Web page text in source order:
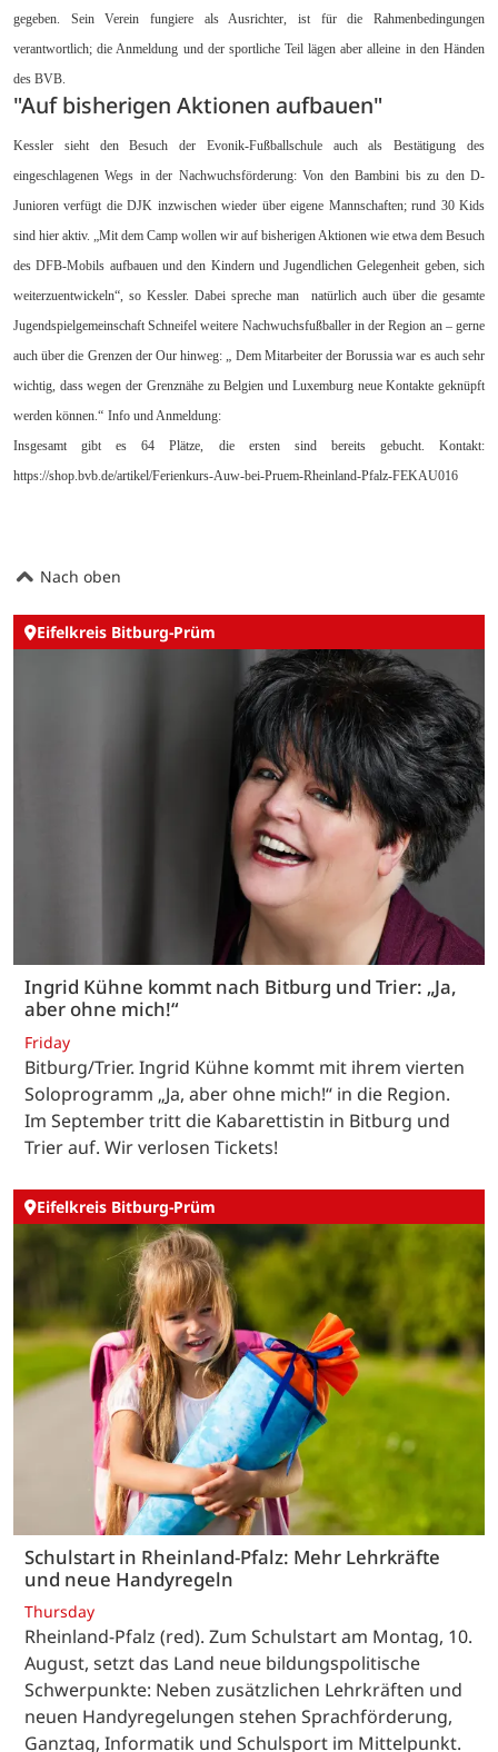
gegeben. Sein Verein fungiere als Ausrichter, ist für die Rahmenbedingungen
verantwortlich; die Anmeldung und der sportliche Teil lägen aber alleine in den Händen
des BVB.
"Auf bisherigen Aktionen aufbauen"
Kessler sieht den Besuch der Evonik-Fußballschule auch als Bestätigung des
eingeschlagenen Wegs in der Nachwuchsförderung: Von den Bambini bis zu den D-
Junioren verfügt die DJK inzwischen wieder über eigene Mannschaften; rund 30 Kids
sind hier aktiv. „Mit dem Camp wollen wir auf bisherigen Aktionen wie etwa dem Besuch
des DFB-Mobils aufbauen und den Kindern und Jugendlichen Gelegenheit geben, sich
weiterzuentwickeln“, so Kessler. Dabei spreche man natürlich auch über die gesamte
Jugendspielgemeinschaft Schneifel weitere Nachwuchsfußballer in der Region an – gerne
auch über die Grenzen der Our hinweg: „ Dem Mitarbeiter der Borussia war es auch sehr
wichtig, dass wegen der Grenznähe zu Belgien und Luxemburg neue Kontakte geknüpft
werden können.“ Info und Anmeldung:
Insgesamt gibt es 64 Plätze, die ersten sind bereits gebucht. Kontakt:
https://shop.bvb.de/artikel/Ferienkurs-Auw-bei-Pruem-Rheinland-Pfalz-FEKAU016
Nach oben
Eifelkreis Bitburg-Prüm
Ingrid Kühne kommt nach Bitburg und Trier: „Ja,
aber ohne mich!“
Friday
Bitburg/Trier. Ingrid Kühne kommt mit ihrem vierten
Soloprogramm „Ja, aber ohne mich!“ in die Region.
Im September tritt die Kabarettistin in Bitburg und
Trier auf. Wir verlosen Tickets!
Eifelkreis Bitburg-Prüm
Schulstart in Rheinland-Pfalz: Mehr Lehrkräfte
und neue Handyregeln
Thursday
Rheinland-Pfalz (red). Zum Schulstart am Montag, 10.
August, setzt das Land neue bildungspolitische
Schwerpunkte: Neben zusätzlichen Lehrkräften und
neuen Handyregelungen stehen Sprachförderung,
Ganztag, Informatik und Schulsport im Mittelpunkt.